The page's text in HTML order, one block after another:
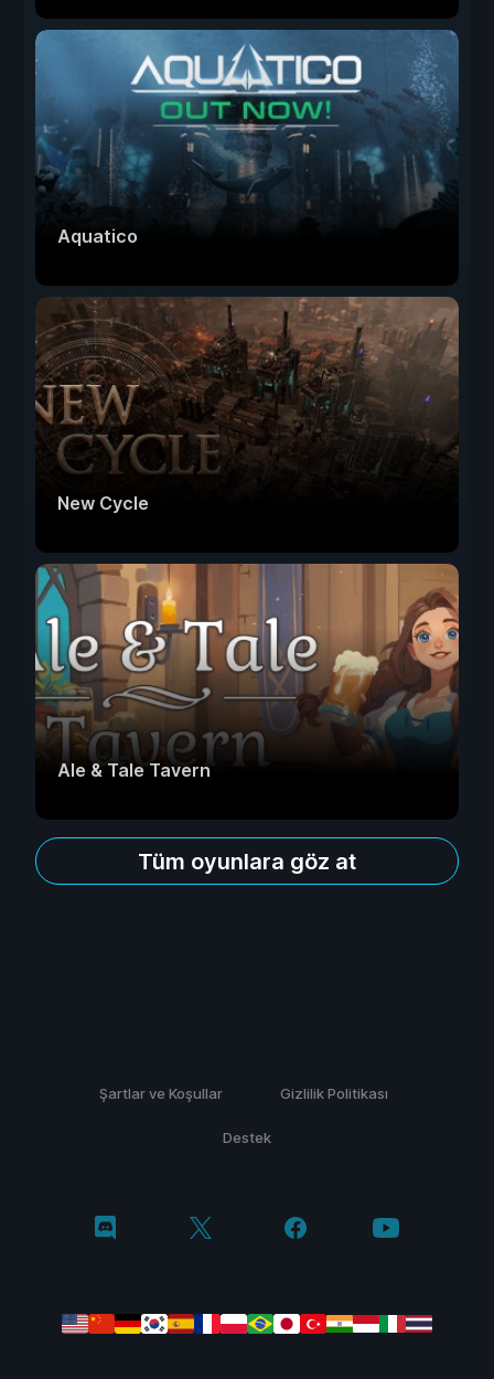
Aquatico
New Cycle
Ale & Tale Tavern
Tüm oyunlara göz at
Şartlar ve Koşullar Gizlilik Politikası
Destek